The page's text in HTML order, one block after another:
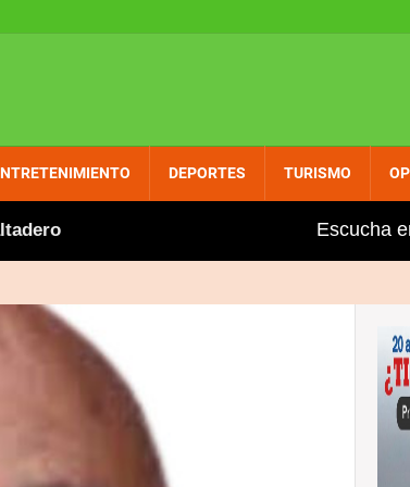
DEPORTES TURISMO
Gobierno aumenta entre dos y tres
Escucha